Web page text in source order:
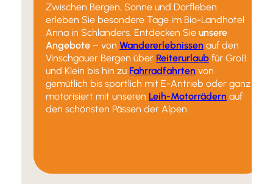
Zwischen Bergen, Sonne und Dorfleben
erleben Sie besondere Tage im Bio-Landhotel
Anna in Schlanders. Entdecken Sie unsere
Angebote – von Wandererlebnissen auf den
Vinschgauer Bergen über Reiterurlaub für Groß
und Klein bis hin zu Fahrradfahrten von
gemütlich bis sportlich mit E-Antrieb oder ganz
motorisiert mit unseren Leih-Motorrädern auf
den schönsten Pässen der Alpen.